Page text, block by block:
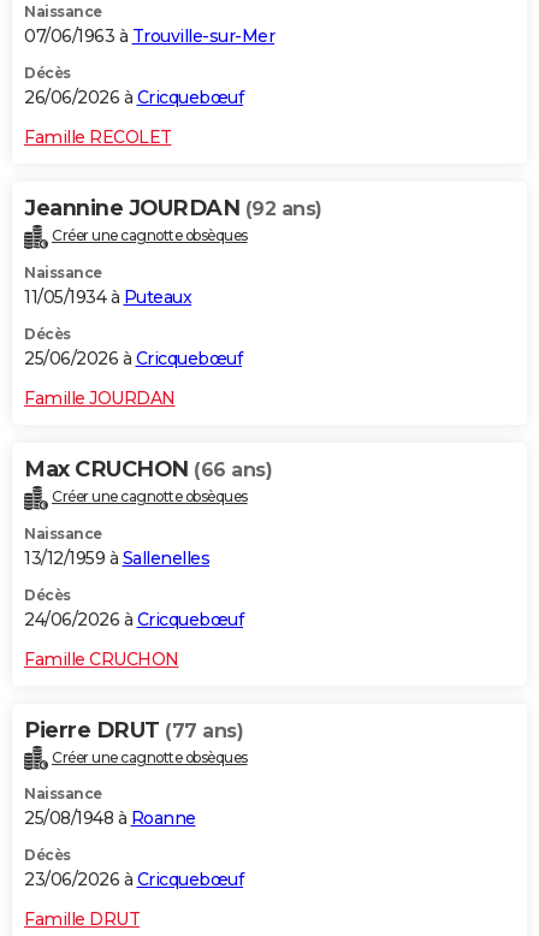
Naissance
07/06/1963 à Trouville-sur-Mer
Décès
26/06/2026 à Cricquebœuf
Famille RECOLET
Jeannine JOURDAN (92 ans)
Créer une cagnotte obsèques
Naissance
11/05/1934 à Puteaux
Décès
25/06/2026 à Cricquebœuf
Famille JOURDAN
Max CRUCHON (66 ans)
Créer une cagnotte obsèques
Naissance
13/12/1959 à Sallenelles
Décès
24/06/2026 à Cricquebœuf
Famille CRUCHON
Pierre DRUT (77 ans)
Créer une cagnotte obsèques
Naissance
25/08/1948 à Roanne
Décès
23/06/2026 à Cricquebœuf
Famille DRUT